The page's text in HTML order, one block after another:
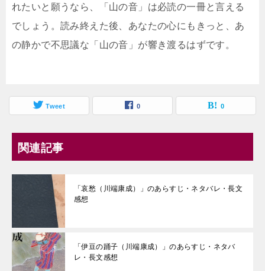
れたいと願うなら、「山の音」は必読の一冊と言える
でしょう。読み終えた後、あなたの心にもきっと、あ
の静かで不思議な「山の音」が響き渡るはずです。
Tweet 0 0
関連記事
「哀愁（川端康成）」のあらすじ・ネタバレ・長文
感想
「伊豆の踊子（川端康成）」のあらすじ・ネタバ
レ・長文感想